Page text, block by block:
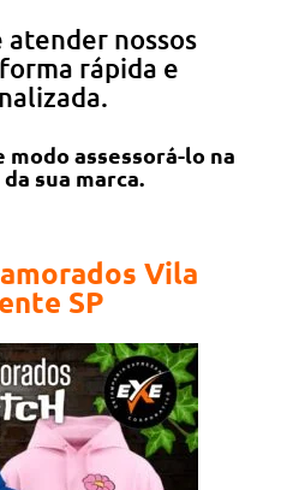
atender nossos
rápida e
modo assessorá-lo na
sua marca.
Vila
SP